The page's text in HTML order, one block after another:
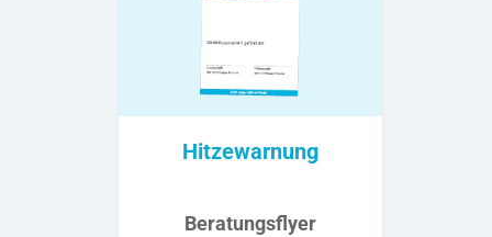
Hitzewarnung
Beratungsflyer